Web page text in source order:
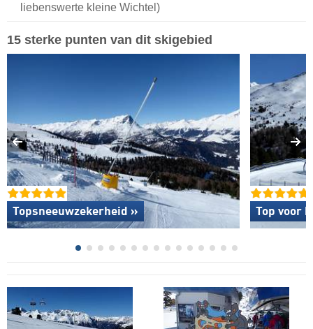
liebenswerte kleine Wichtel)
15 sterke punten van dit skigebied
Topsneeuwzekerheid » Top voor